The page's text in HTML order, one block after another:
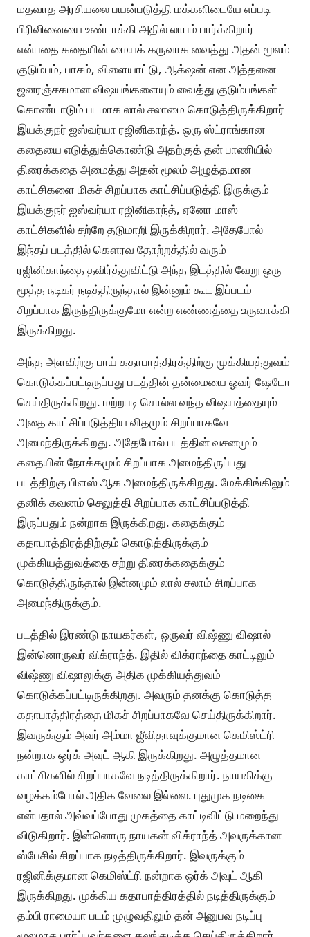
மதவாத அரசியலை பயன்படுத்தி மக்களிடையே எப்படி
பிரிவினையை உண்டாக்கி அதில் லாபம் பார்க்கிறார்
என்பதை கதையின் மையக் கருவாக வைத்து அதன் மூலம்
குடும்பம், பாசம், விளையாட்டு, ஆக்‌ஷன் என அத்தனை
ஜனரஞ்சகமான விஷயங்களையும் வைத்து குடும்பங்கள்
கொண்டாடும் படமாக லால் சலாமை கொடுத்திருக்கிறார்
இயக்குநர் ஐஸ்வர்யா ரஜினிகாந்த். ஒரு ஸ்ட்ராங்கான
கதையை எடுத்துக்கொண்டு அதற்குத் தன் பாணியில்
திரைக்கதை அமைத்து அதன் மூலம் அழுத்தமான
காட்சிகளை மிகச் சிறப்பாக காட்சிப்படுத்தி இருக்கும்
இயக்குநர் ஐஸ்வர்யா ரஜினிகாந்த், ஏனோ மாஸ்
காட்சிகளில் சற்றே தடுமாறி இருக்கிறார். அதேபோல்
இந்தப் படத்தில் கௌரவ தோற்றத்தில் வரும்
ரஜினிகாந்தை தவிர்த்துவிட்டு அந்த இடத்தில் வேறு ஒரு
மூத்த நடிகர் நடித்திருந்தால் இன்னும் கூட இப்படம்
சிறப்பாக இருந்திருக்குமோ என்ற எண்ணத்தை உருவாக்கி
இருக்கிறது.
அந்த அளவிற்கு பாய் கதாபாத்திரத்திற்கு முக்கியத்துவம்
கொடுக்கப்பட்டிருப்பது படத்தின் தன்மையை ஓவர் ஷேடோ
செய்திருக்கிறது. மற்றபடி சொல்ல வந்த விஷயத்தையும்
அதை காட்சிப்படுத்திய விதமும் சிறப்பாகவே
அமைந்திருக்கிறது. அதேபோல் படத்தின் வசனமும்
கதையின் நோக்கமும் சிறப்பாக அமைந்திருப்பது
படத்திற்கு பிளஸ் ஆக அமைந்திருக்கிறது. மேக்கிங்கிலும்
தனிக் கவனம் செலுத்தி சிறப்பாக காட்சிப்படுத்தி
இருப்பதும் நன்றாக இருக்கிறது. கதைக்கும்
கதாபாத்திரத்திற்கும் கொடுத்திருக்கும்
முக்கியத்துவத்தை சற்று திரைக்கதைக்கும்
கொடுத்திருந்தால் இன்னமும் லால் சலாம் சிறப்பாக
அமைந்திருக்கும்.
படத்தில் இரண்டு நாயகர்கள், ஒருவர் விஷ்ணு விஷால்
இன்னொருவர் விக்ராந்த். இதில் விக்ராந்தை காட்டிலும்
விஷ்ணு விஷாலுக்கு அதிக முக்கியத்துவம்
கொடுக்கப்பட்டிருக்கிறது. அவரும் தனக்கு கொடுத்த
கதாபாத்திரத்தை மிகச் சிறப்பாகவே செய்திருக்கிறார்.
இவருக்கும் அவர் அம்மா ஜீவிதாவுக்குமான கெமிஸ்ட்ரி
நன்றாக ஒர்க் அவுட் ஆகி இருக்கிறது. அழுத்தமான
காட்சிகளில் சிறப்பாகவே நடித்திருக்கிறார். நாயகிக்கு
வழக்கம்போல் அதிக வேலை இல்லை. புதுமுக நடிகை
என்பதால் அவ்வப்போது முகத்தை காட்டிவிட்டு மறைந்து
விடுகிறார். இன்னொரு நாயகன் விக்ராந்த் அவருக்கான
ஸ்பேசில் சிறப்பாக நடித்திருக்கிறார். இவருக்கும்
ரஜினிக்குமான கெமிஸ்ட்ரி நன்றாக ஒர்க் அவுட் ஆகி
இருக்கிறது. முக்கிய கதாபாத்திரத்தில் நடித்திருக்கும்
தம்பி ராமையா படம் முழுவதிலும் தன் அனுபவ நடிப்பு